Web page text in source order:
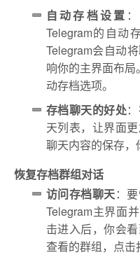
自动存档设置
Telegram的自动
Telegram会自动
响你的主界面布局
动存档选项。
存档聊天的好处
天列表，让界面
聊天内容的保存，
恢复存档群组对话
访问存档聊天：
Telegram主界面
击进入后，你会
查看的群组，点击